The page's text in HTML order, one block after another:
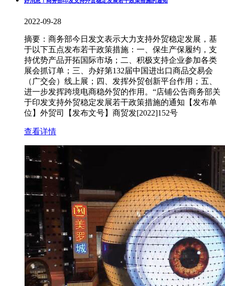
2022-09-28
摘要：商务部今日发文表示大力支持外贸稳定发展，基
于以下五点发布若干政策措施：一、保生产保履约，支
持优势产品开拓国际市场；二、积极支持企业参加各类
展会抓订单；三、办好第132届中国进出口商品交易会
（广交会）线上展；四、发挥外贸创新平台作用；五、
进一步发挥跨境电商稳外贸的作用。“店铺公告商务部关
于印发支持外贸稳定发展若干政策措施的通知【发布单
位】外贸司【发布文号】商贸发[2022]152号
查看详情